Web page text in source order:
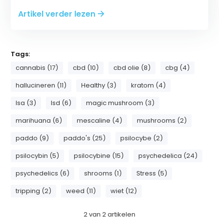
Artikel verder lezen
Tags:
cannabis (17)
cbd (10) cbd olie (8)
cbg (4)
hallucineren (11)
Healthy (3)
kratom (4)
lsa (3)
lsd (6)
magic mushroom (3)
marihuana (6)
mescaline (4)
mushrooms (2)
paddo (9)
paddo's (25)
psilocybe (2)
psilocybin (5)
psilocybine (15)
psychedelica (24)
psychedelics (6)
shrooms (1)
Stress (5)
tripping (2)
weed (11) wiet (12)
2van 2artikelen